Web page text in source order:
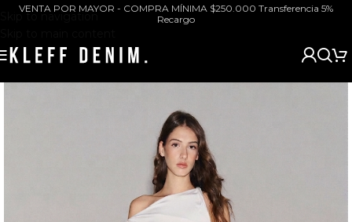
Skip to navigation
VENTA POR MAYOR - COMPRA MÍNIMA $250.000 Transferencia 5%
Recargo